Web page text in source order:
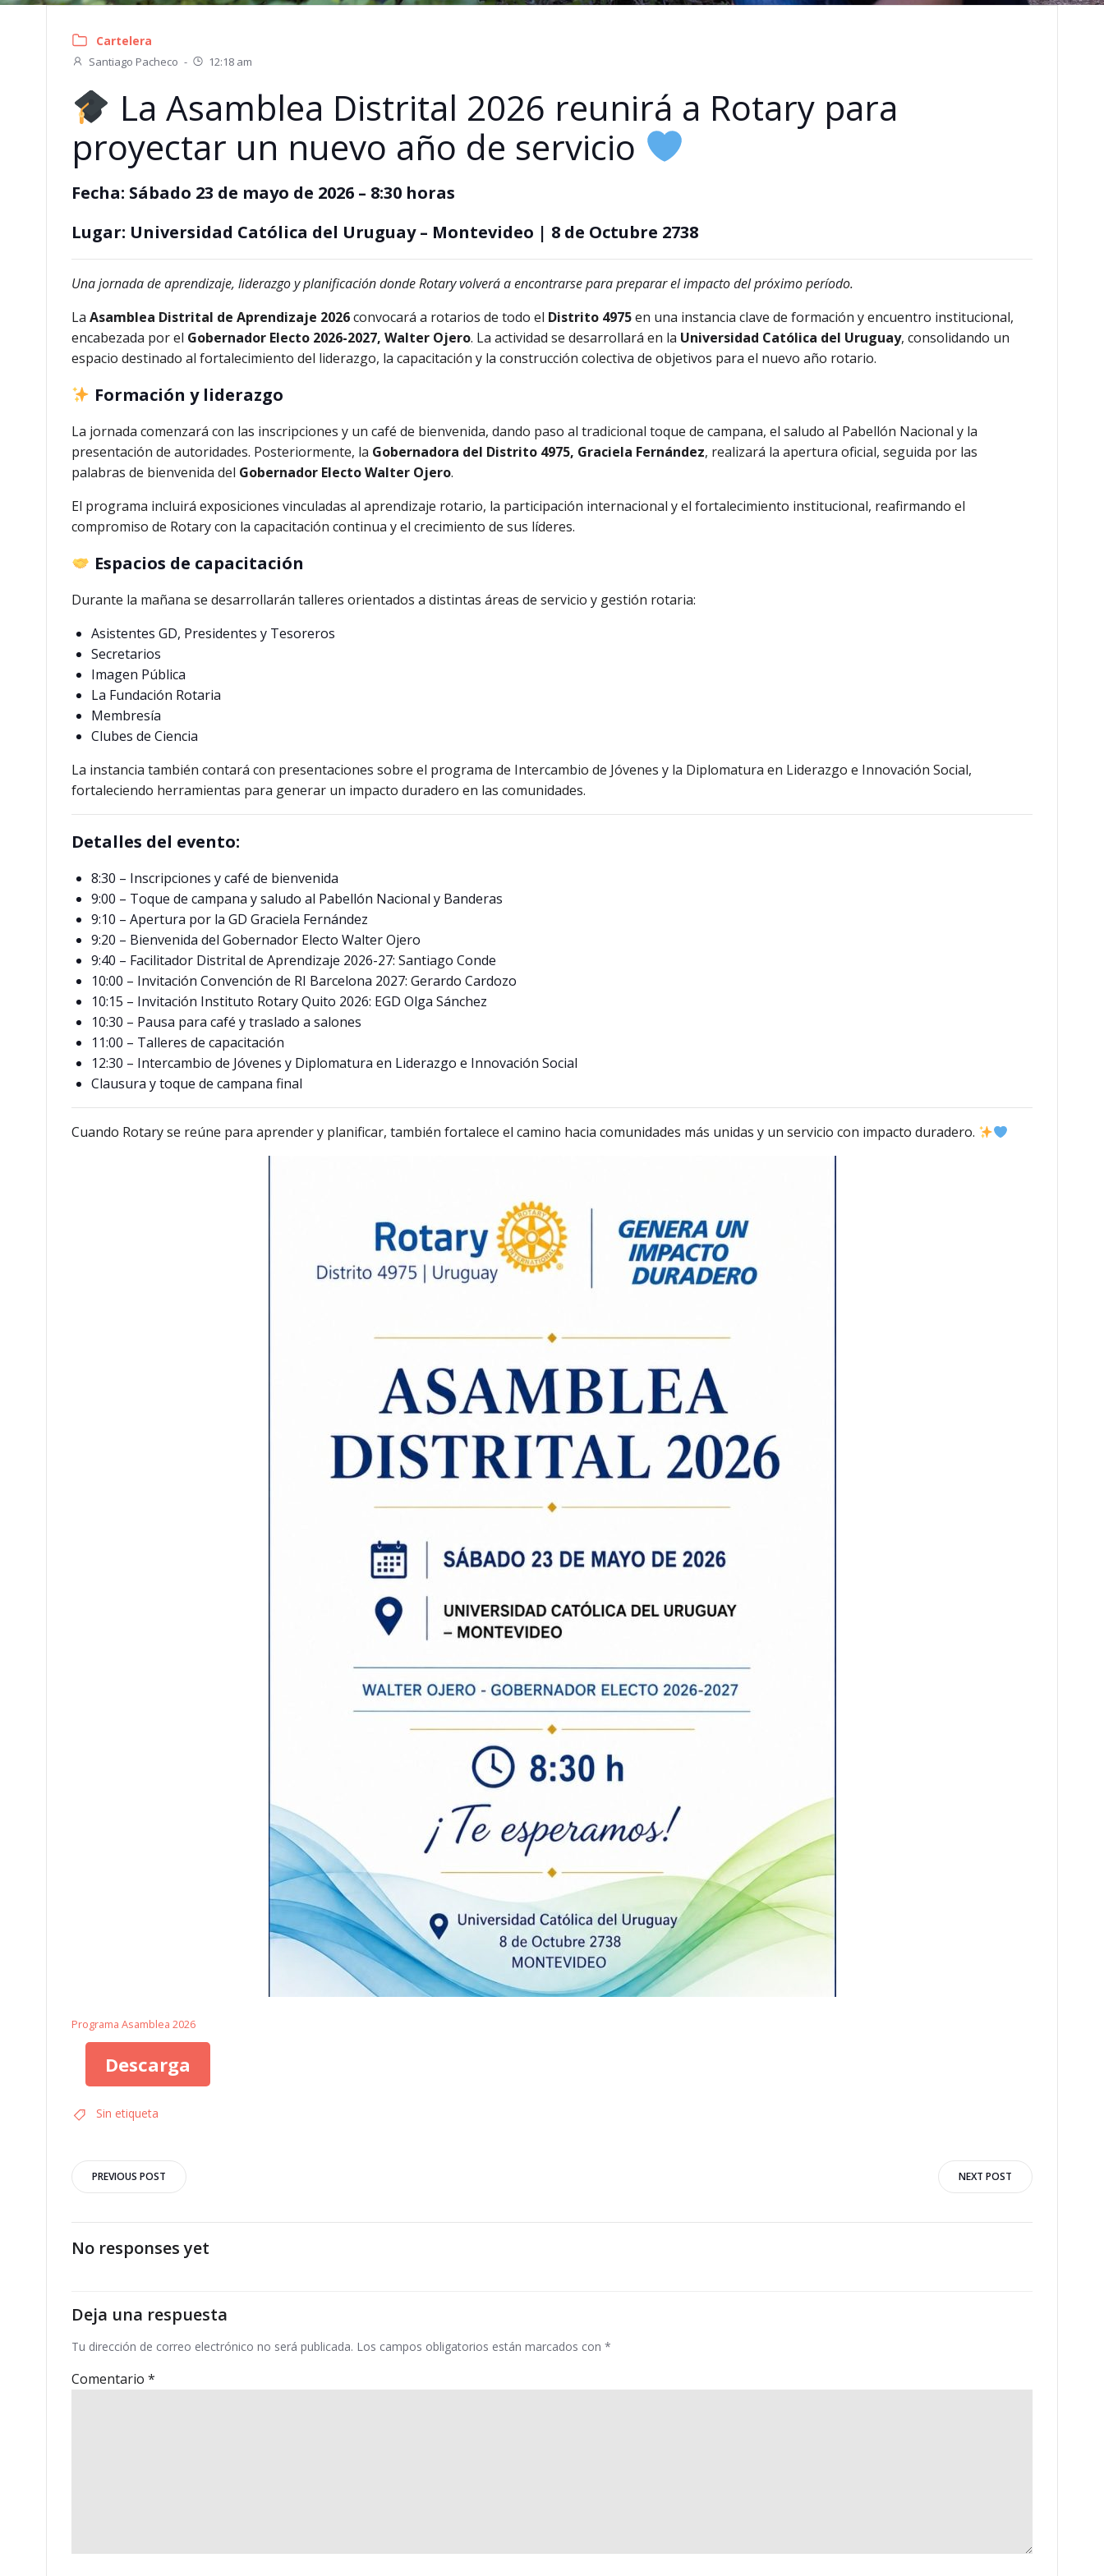
Cartelera
Santiago Pacheco - 12:18 am
La Asamblea Distrital 2026 reunirá a Rotary para
proyectar un nuevo año de servicio
Fecha: Sábado 23 de mayo de 2026 – 8:30 horas
Lugar: Universidad Católica del Uruguay – Montevideo | 8 de Octubre 2738
Una jornada de aprendizaje, liderazgo y planificación donde Rotary volverá a encontrarse para preparar el impacto del próximo período.
La Asamblea Distrital de Aprendizaje 2026convocará a rotarios de todo el Distrito 4975en una instancia clave de formación y encuentro institucional,
encabezada por el Gobernador Electo 2026-2027, Walter Ojero. La actividad se desarrollará en la Universidad Católica del Uruguay, consolidando un
espacio destinado al fortalecimiento del liderazgo, la capacitación y la construcción colectiva de objetivos para el nuevo año rotario.
Formación y liderazgo
La jornada comenzará con las inscripciones y un café de bienvenida, dando paso al tradicional toque de campana, el saludo al Pabellón Nacional y la
presentación de autoridades. Posteriormente, la Gobernadora del Distrito 4975, Graciela Fernández, realizará la apertura oficial, seguida por las
palabras de bienvenida del Gobernador Electo Walter Ojero.
El programa incluirá exposiciones vinculadas al aprendizaje rotario, la participación internacional y el fortalecimiento institucional, reafirmando el
compromiso de Rotary con la capacitación continua y el crecimiento de sus líderes.
Espacios de capacitación
Durante la mañana se desarrollarán talleres orientados a distintas áreas de servicio y gestión rotaria:
Asistentes GD, Presidentes y Tesoreros
Secretarios
Imagen Pública
La Fundación Rotaria
Membresía
Clubes de Ciencia
La instancia también contará con presentaciones sobre el programa de Intercambio de Jóvenes y la Diplomatura en Liderazgo e Innovación Social,
fortaleciendo herramientas para generar un impacto duradero en las comunidades.
Detalles del evento:
8:30 – Inscripciones y café de bienvenida
9:00 – Toque de campana y saludo al Pabellón Nacional y Banderas
9:10 – Apertura por la GD Graciela Fernández
9:20 – Bienvenida del Gobernador Electo Walter Ojero
9:40 – Facilitador Distrital de Aprendizaje 2026-27: Santiago Conde
10:00 – Invitación Convención de RI Barcelona 2027: Gerardo Cardozo
10:15 – Invitación Instituto Rotary Quito 2026: EGD Olga Sánchez
10:30 – Pausa para café y traslado a salones
11:00 – Talleres de capacitación
12:30 – Intercambio de Jóvenes y Diplomatura en Liderazgo e Innovación Social
Clausura y toque de campana final
Cuando Rotary se reúne para aprender y planificar, también fortalece el camino hacia comunidades más unidas y un servicio con impacto duradero.
Programa Asamblea 2026
Descarga
Sin etiqueta
Navegación
por
las
entradas
PREVIOUS POST
por
NEXT POST
No responses yet
Deja una respuesta
Tu dirección de correo electrónico no será publicada. Los campos obligatorios están marcados con *
Comentario *